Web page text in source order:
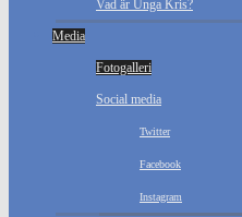
Vad är Unga Kris?
Media
Fotogalleri
Social media
Twitter
Facebook
Instagram